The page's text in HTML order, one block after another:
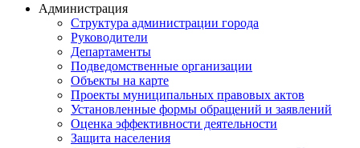
Администрация
Структура администрации города
Руководители
Департаменты
Подведомственные организации
Объекты на карте
Проекты муниципальных правовых актов
Установленные формы обращений и заявлений
Оценка эффективности деятельности
Защита населения